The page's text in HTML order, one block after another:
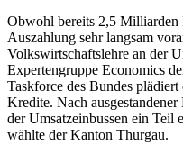
Obwohl bereits 2,5 Milliarden
Auszahlung sehr langsam
Volkswirtschaftslehre an der
Expertengruppe Economics
Taskforce des Bundes
Kredite. Nach
der Umsatzeinbussen ein Teil
wählte der Kanton Thurgau.